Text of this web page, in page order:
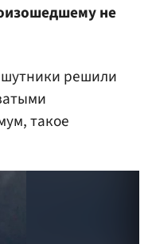
не
решили
такое